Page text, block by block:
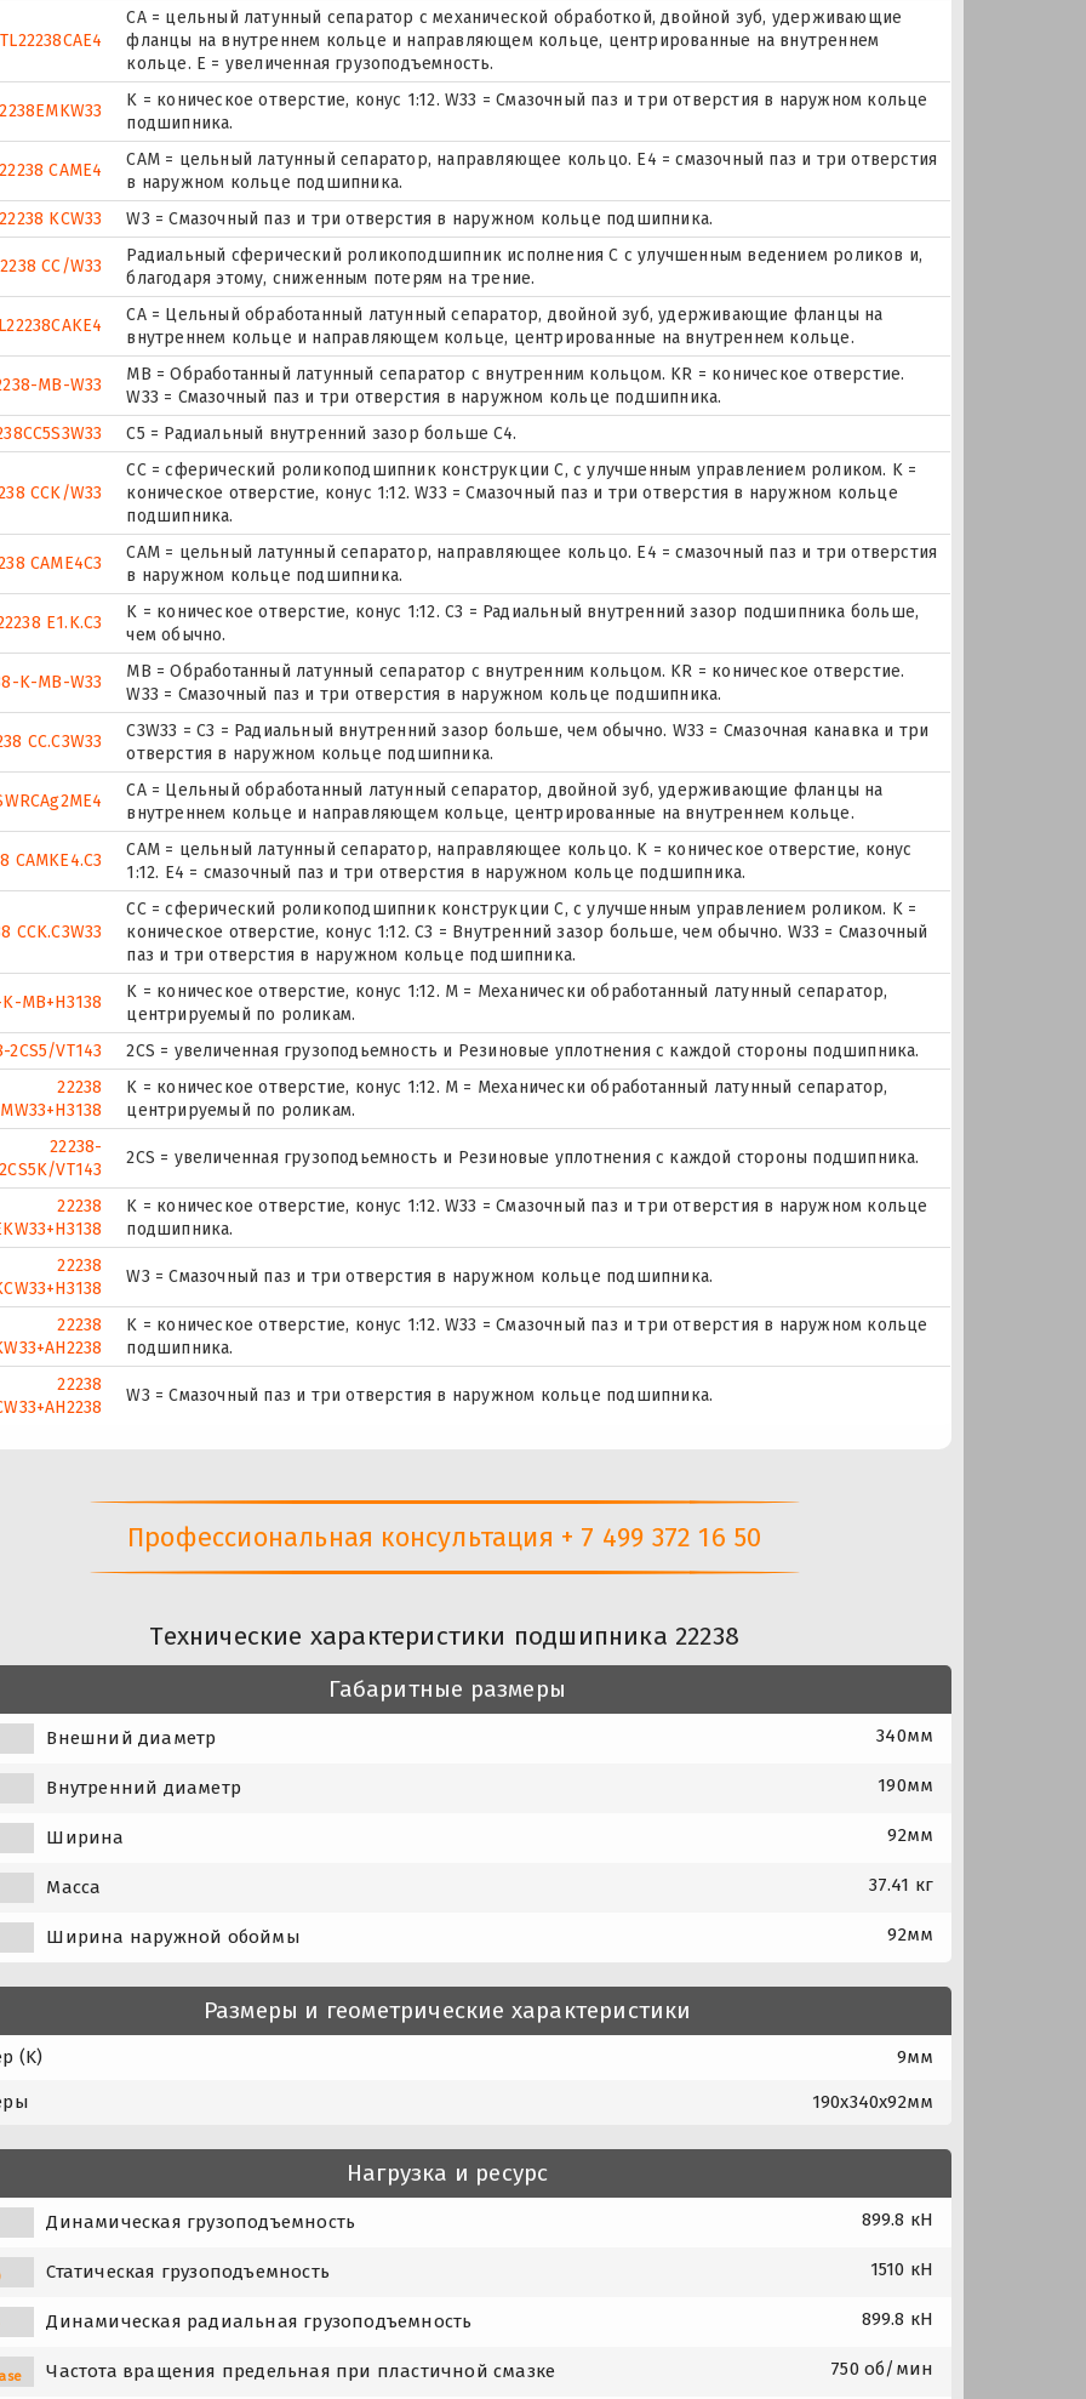
TL22238CAE4
CA = цельный латунный сепаратор с механической обработкой, двойной зуб, удерживающие
фланцы на внутреннем кольце и направляющем кольце, центрированные на внутреннем
кольце. Е = увеличенная грузоподъемность.
K = коническое отверстие, конус 1:12. W33 = Смазочный паз и три отверстия в наружном кольце
подшипника.
22238 CAME4
CAM = цельный латунный сепаратор, направляющее кольцо. E4 = смазочный паз и три отверстия
в наружном кольце подшипника.
22238 KCW33
W3 = Смазочный паз и три отверстия в наружном кольце подшипника.
CC/W33
Радиальный сферический роликоподшипник исполнения С с улучшенным ведением роликов и,
благодаря этому, сниженным потерям на трение.
CA = Цельный обработанный латунный сепаратор, двойной зуб, удерживающие фланцы на
внутреннем кольце и направляющем кольце, центрированные на внутреннем кольце.
MB-W33
MB = Обработанный латунный сепаратор с внутренним кольцом. KR = коническое отверстие.
W33 = Смазочный паз и три отверстия в наружном кольце подшипника.
C5 = Радиальный внутренний зазор больше C4.
CCK/W33
CC = сферический роликоподшипник конструкции C, с улучшенным управлением роликом. K =
коническое отверстие, конус 1:12. W33 = Смазочный паз и три отверстия в наружном кольце
подшипника.
CAME4C3
CAM = цельный латунный сепаратор, направляющее кольцо. E4 = смазочный паз и три отверстия
в наружном кольце подшипника.
E1.K.C3
K = коническое отверстие, конус 1:12. C3 = Радиальный внутренний зазор подшипника больше,
чем обычно.
K-MB-W33
MB = Обработанный латунный сепаратор с внутренним кольцом. KR = коническое отверстие.
W33 = Смазочный паз и три отверстия в наружном кольце подшипника.
CC.C3W33
C3W33 = C3 = Радиальный внутренний зазор больше, чем обычно. W33 = Смазочная канавка и три
отверстия в наружном кольце подшипника.
CA = Цельный обработанный латунный сепаратор, двойной зуб, удерживающие фланцы на
внутреннем кольце и направляющем кольце, центрированные на внутреннем кольце.
CAMKE4.C3
CAM = цельный латунный сепаратор, направляющее кольцо. K = коническое отверстие, конус
1:12. E4 = смазочный паз и три отверстия в наружном кольце подшипника.
CCK.C3W33
CC = сферический роликоподшипник конструкции C, с улучшенным управлением роликом. K =
коническое отверстие, конус 1:12. C3 = Внутренний зазор больше, чем обычно. W33 = Смазочный
паз и три отверстия в наружном кольце подшипника.
MB+H3138
K = коническое отверстие, конус 1:12. М = Механически обработанный латунный сепаратор,
центрируемый по роликам.
2CS5/VT143
2CS = увеличенная грузоподьемность и Резиновые уплотнения с каждой стороны подшипника.
22238
K = коническое отверстие, конус 1:12. М = Механически обработанный латунный сепаратор,
центрируемый по роликам.
22238-
2CS5K/VT143
2CS = увеличенная грузоподьемность и Резиновые уплотнения с каждой стороны подшипника.
22238
K = коническое отверстие, конус 1:12. W33 = Смазочный паз и три отверстия в наружном кольце
подшипника.
22238
W3 = Смазочный паз и три отверстия в наружном кольце подшипника.
22238
K = коническое отверстие, конус 1:12. W33 = Смазочный паз и три отверстия в наружном кольце
подшипника.
22238
W3 = Смазочный паз и три отверстия в наружном кольце подшипника.
Профессиональная консультация + 7 499 372 16 50
Технические характеристики подшипника 22238
Габаритные размеры
Внешний диаметр 340мм
Внутренний диаметр 190мм
Ширина 92мм
Масса 37.41 кг
Ширина наружной обоймы 92мм
Размеры и геометрические характеристики
(K) 9мм
190x340x92мм
Нагрузка и ресурс
Динамическая грузоподъемность 899.8 кН
Статическая грузоподъемность 1510 кН
Динамическая радиальная грузоподъемность 899.8 кН
Частота вращения предельная при пластичной смазке 750 об/мин